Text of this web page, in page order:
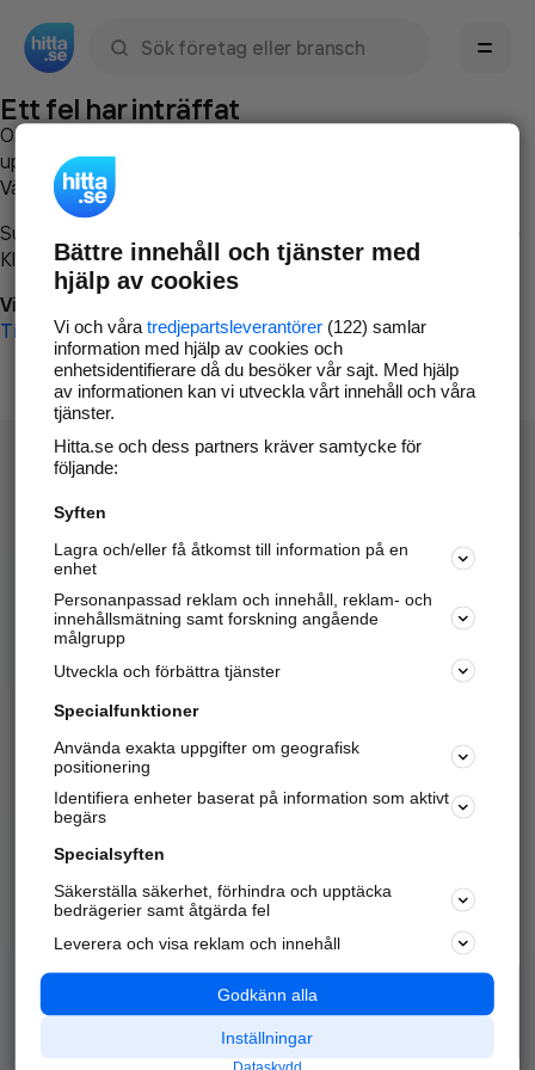
Ett fel har inträffat
Om du vill kan du
uppstod så att vi lättare och snabbare kan avhjälpa det.
Vänligen försök med följande:
Surfa till
Klicka påTillbaka-knappen i webbläsaren och försök igen
Vi beklagar besväret!
Till startsidan
Hitta.se - Gratis nummerupplysning.
Sök företag, personer och platser.
Hitta telefonnummer, adresser, företagsinfo mm.
Marknadsför företaget
Kom igång och annonsera mot
samarbetspartners nära dig.
Alla kategorier
Populära sökningar
API & Kartor
Annonsera
Integritet
Nödnummer
Bättre innehåll och tjänster med
hjälp av cookies
Vi och våra tredjepartsleverantörer(122) samlar
information med hjälp av cookies och
enhetsidentifierare då du besöker vår sajt. Med hjälp
av informationen kan vi utveckla vårt innehåll och våra
tjänster.
Hitta.se och dess partners kräver samtycke för
följande:
Syften
Lagra och/eller få åtkomst till information på en
enhet
Personanpassad reklam och innehåll, reklam- och
innehållsmätning samt forskning angående
målgrupp
Utveckla och förbättra tjänster
Specialfunktioner
Använda exakta uppgifter om geografisk
positionering
Identifiera enheter baserat på information som aktivt
begärs
Specialsyften
Säkerställa säkerhet, förhindra och upptäcka
bedrägerier samt åtgärda fel
Leverera och visa reklam och innehåll
Godkänn alla
Inställningar
Dataskydd